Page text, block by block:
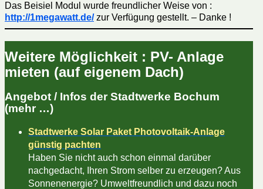
Das Beisiel Modul wurde freundlicher Weise von :
http://1megawatt.de/zur Verfügung gestellt. – Danke !
Weitere Möglichkeit : PV- Anlage
mieten (auf eigenem Dach)
Angebot / Infos der Stadtwerke Bochum
(mehr …)
Stadtwerke Solar Paket Photovoltaik-Anlage
günstig pachten
Haben Sie nicht auch schon einmal darüber
nachgedacht, Ihren Strom selber zu erzeugen? Aus
Sonnenenergie? Umweltfreundlich und dazu noch